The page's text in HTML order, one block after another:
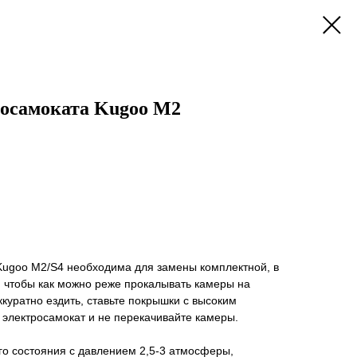
Kugoo M2
M2/S4 необходима для замены комплектной, в
чтобы как можно реже прокалывать камеры на
ездить, ставьте покрышки с высоким
и не перекачивайте камеры.
состояния с давлением 2,5-3 атмосферы,